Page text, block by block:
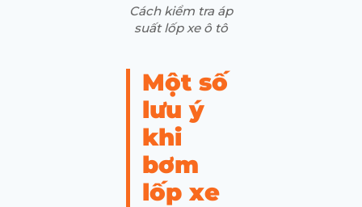
Cách kiểm tra áp
suất lốp xe ô tô
Một số
lưu ý
khi
bơm
lốp xe